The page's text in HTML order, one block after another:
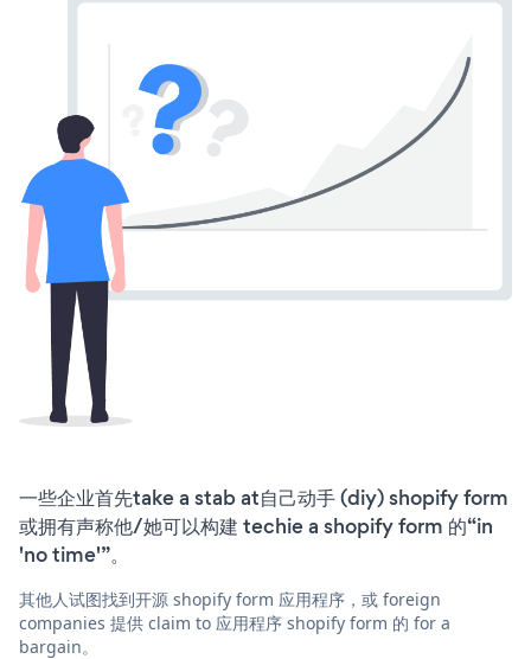
一些企业首先take a stab at自己动手 (diy) shopify form
或拥有声称他/她可以构建 techie a shopify form 的“in
'no time'”。
其他人试图找到开源 shopify form 应用程序，或 foreign
companies 提供 claim to 应用程序 shopify form 的 for a
bargain。